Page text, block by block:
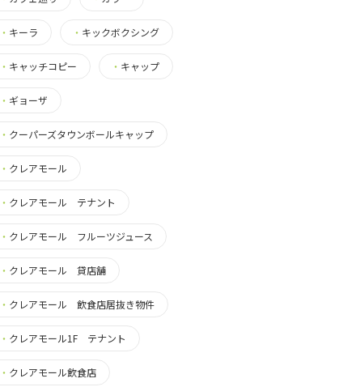
・ キーラ ・ キックボクシング
・ キャッチコピー ・ キャップ
・ ギョーザ
・ クーパーズタウンボールキャップ
・ クレアモール
・ クレアモール テナント
・ クレアモール フルーツジュース
・ クレアモール 貸店舗
・ クレアモール 飲食店居抜き物件
・ クレアモール1F テナント
・ クレアモール飲食店